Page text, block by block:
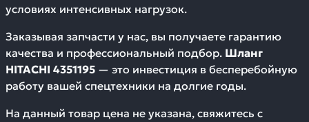
условиях интенсивных нагрузок.
Заказывая запчасти у нас, вы получаете гарантию
качества и профессиональный подбор. Шланг
HITACHI 4351195 — это инвестиция в бесперебойную
работу вашей спецтехники на долгие годы.
На данный товар цена не указана, свяжитесь с